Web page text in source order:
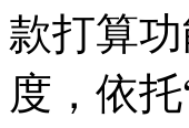
款打算
度，依